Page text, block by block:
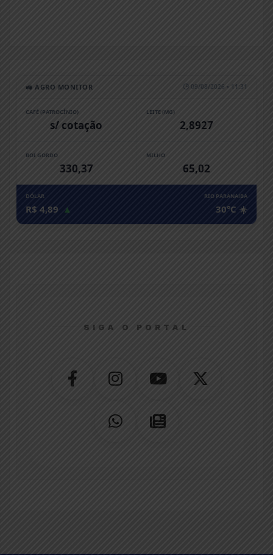
🚜 AGRO MONITOR 🕒 09/08/2026 • 11:31
CAFÉ (PATROCÍNIO)
s/ cotação
LEITE (MG)
2,8927
BOI GORDO
330,37
MILHO
65,02
DÓLAR
R$ 4,89 ▲
RIO PARANAíBA
30°C ☀️
SIGA O PORTAL